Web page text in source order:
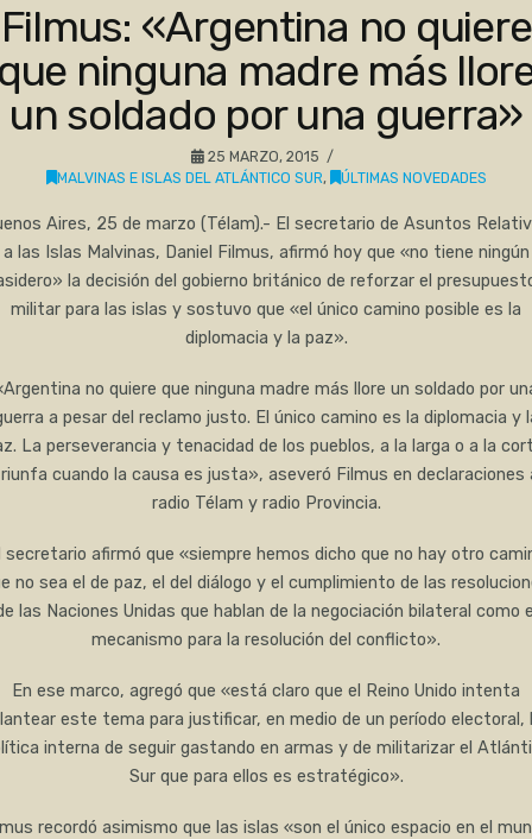
Filmus: «Argentina no quiere
ninguna madre más
un soldado por una guerra»
25 MARZO, 2015
MALVINAS E ISLAS DEL ATLÁNTICO SUR, ÚLTIMAS NOVEDADES
Aires, 25 de marzo (Télam).- El secretario de Asuntos
a las Islas Malvinas, Daniel Filmus, afirmó hoy que «no tiene ningún
la decisión del gobierno británico de reforzar el
militar para las islas y sostuvo que «el único camino posible es la
diplomacia y la paz».
no quiere que ninguna madre más llore un soldado por
a pesar del reclamo justo. El único camino es la diplomacia y
La perseverancia y tenacidad de los pueblos, a la larga o a la
cuando la causa es justa», aseveró Filmus en declaraciones
radio Télam y radio Provincia.
secretario afirmó que «siempre hemos dicho que no hay otro
no sea el de paz, el del diálogo y el cumplimiento de las
las Naciones Unidas que hablan de la negociación bilateral como el
mecanismo para la resolución del conflicto».
En ese marco, agregó que «está claro que el Reino Unido intenta
este tema para justificar, en medio de un período electoral,
interna de seguir gastando en armas y de militarizar el
Sur que para ellos es estratégico».
recordó asimismo que las islas «son el único espacio en el